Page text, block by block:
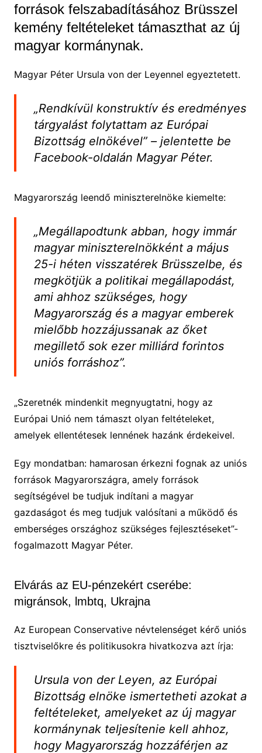
források felszabadításához Brüsszel
kemény feltételeket támaszthat az új
magyar kormánynak.
Magyar Péter Ursula von der Leyennel egyeztetett.
„Rendkívül konstruktív és eredményes
tárgyalást folytattam az Európai
Bizottság elnökével” – jelentette be
Facebook-oldalán Magyar Péter.
Magyarország leendő miniszterelnöke kiemelte:
„Megállapodtunk abban, hogy immár
magyar miniszterelnökként a május
25-i héten visszatérek Brüsszelbe, és
megkötjük a politikai megállapodást,
ami ahhoz szükséges, hogy
Magyarország és a magyar emberek
mielőbb hozzájussanak az őket
megillető sok ezer milliárd forintos
uniós forráshoz”.
„Szeretnék mindenkit megnyugtatni, hogy az
Európai Unió nem támaszt olyan feltételeket,
amelyek ellentétesek lennének hazánk érdekeivel.
Egy mondatban: hamarosan érkezni fognak az uniós
források Magyarországra, amely források
segítségével be tudjuk indítani a magyar
gazdaságot és meg tudjuk valósítani a működő és
emberséges országhoz szükséges fejlesztéseket”-
fogalmazott Magyar Péter.
Elvárás az EU-pénzekért cserébe:
migránsok, lmbtq, Ukrajna
Az European Conservative névtelenséget kérő uniós
tisztviselőkre és politikusokra hivatkozva azt írja:
Ursula von der Leyen, az Európai
Bizottság elnöke ismertetheti azokat a
feltételeket, amelyeket az új magyar
kormánynak teljesítenie kell ahhoz,
hogy Magyarország hozzáférjen az